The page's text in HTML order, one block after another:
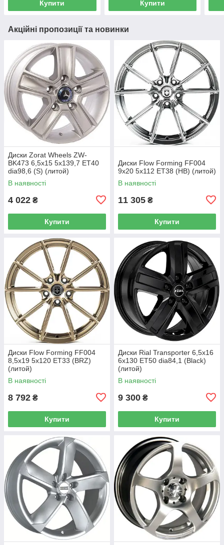
Купити Купити
Акційні пропозиції та новинки
Диски Zorat Wheels ZW-
BK473 6,5x15 5x139,7 ET40
dia98,6 (S) (литой)
В наявності
4 022 ₴
Купити
Диски Flow Forming FF004
9x20 5x112 ET38 (HB) (литой)
В наявності
11 305 ₴
Купити
Диски Flow Forming FF004
8,5x19 5x120 ET33 (BRZ)
(литой)
В наявності
8 792 ₴
Купити
Диски Rial Transporter 6,5x16
6x130 ET50 dia84,1 (Black)
(литой)
В наявності
9 300 ₴
Купити